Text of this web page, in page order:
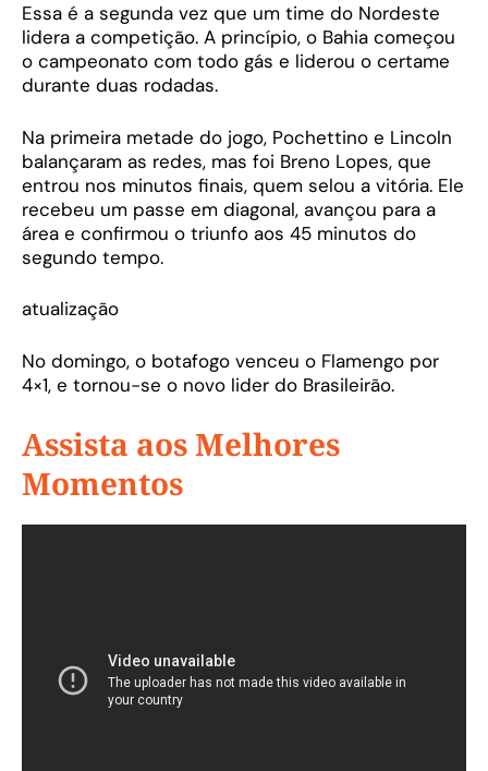
Essa é a segunda vez que um time do Nordeste
lidera a competição. A princípio, o Bahia começou
o campeonato com todo gás e liderou o certame
durante duas rodadas.
Na primeira metade do jogo, Pochettino e Lincoln
balançaram as redes, mas foi Breno Lopes, que
entrou nos minutos finais, quem selou a vitória. Ele
recebeu um passe em diagonal, avançou para a
área e confirmou o triunfo aos 45 minutos do
segundo tempo.
atualização
No domingo, o botafogo venceu o Flamengo por
4×1, e tornou-se o novo lider do Brasileirão.
Assista aos Melhores
Momentos